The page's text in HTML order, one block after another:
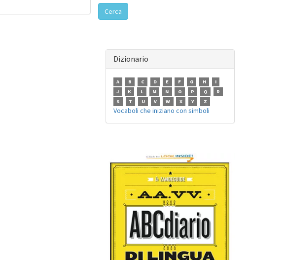
Cerca
Dizionario
A B C D E F G H
I
J
K L M N O P Q
R
S
T U V W X Y Z
Vocaboli che iniziano con simboli